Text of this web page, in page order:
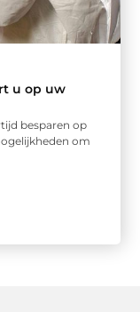
u op uw
besparen op
om